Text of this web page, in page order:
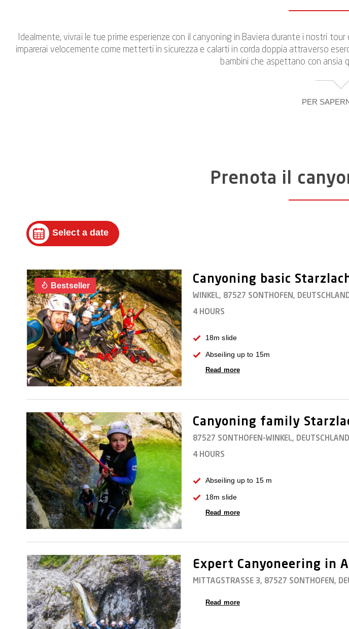
Idealmente, vivrai le tue prime esperienze con il canyoning in Baviera durante i nostri
imparerai velocemente come metterti in sicurezza e calarti in corda doppia attraverso
bambini che aspettano con ansia
PER
Alcuni dei nostri partecipanti vengono in Baviera solo per il canyoning, altri lo
dell'Algovia sono vicini quanto le più belle città dell'Algovia; Una rete ben sviluppata di
particolarmente
Prenotando un corso di canyoning, aggiungi un'esperienza speciale a una vacanza
Prenota il
Select a date
Bestseller Canyoning basic
WINKEL, 87527 SONTHOFEN,
4 HOURS
18m slide
Abseiling up to 15m
Read more
Canyoning family
87527 SONTHOFEN-WINKEL, DEUTSCHLAND
4 HOURS
Abseiling up to 15 m
18m slide
Read more
Expert Canyoneering in
MITTAGSTRASSE 3, 87527 SONTHOFEN,
Read more